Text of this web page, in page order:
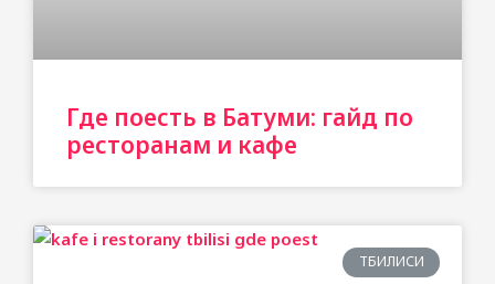
Где поесть в Батуми: гайд по
ресторанам и кафе
ТБИЛИСИ